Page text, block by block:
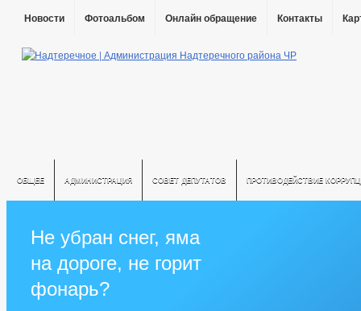
Новости Фотоальбом Онлайн обращение Контакты
ОБЩЕЕ АДМИНИСТРАЦИЯ СОВЕТ ДЕПУТАТОВ ПРОТИВОДЕЙСТВИЕ
Не убран снег, яма
на дороге, не горит
фонарь?